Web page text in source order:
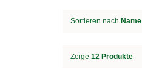
Sortieren nach Name
Zeige 12 Produkte